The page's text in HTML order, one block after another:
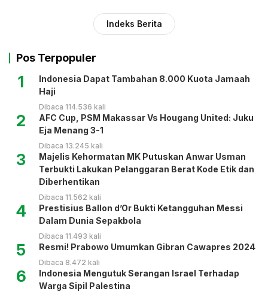
Indeks Berita
Pos Terpopuler
1
Indonesia Dapat Tambahan 8.000 Kuota Jamaah
Haji
Dibaca 114.536 kali
2
AFC Cup, PSM Makassar Vs Hougang United: Juku
Eja Menang 3-1
Dibaca 13.245 kali
3
Majelis Kehormatan MK Putuskan Anwar Usman
Terbukti Lakukan Pelanggaran Berat Kode Etik dan
Diberhentikan
Dibaca 11.562 kali
4
Prestisius Ballon d’Or Bukti Ketangguhan Messi
Dalam Dunia Sepakbola
Dibaca 11.493 kali
5 Resmi! Prabowo Umumkan Gibran Cawapres 2024
Dibaca 8.472 kali
6
Indonesia Mengutuk Serangan Israel Terhadap
Warga Sipil Palestina